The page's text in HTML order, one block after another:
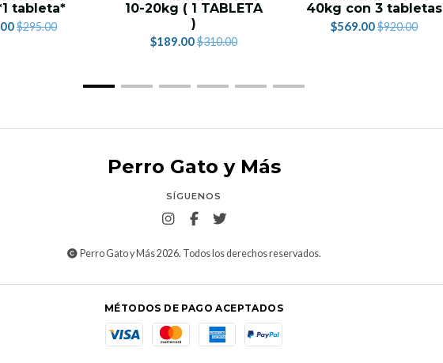
tableta*
$295.00
10-20kg ( 1 TABLETA
)
$189.00$310.00
40kg con 3 tabletas
$569.00$920.00
Perro Gato y Más
SÍGUENOS
Perro Gato y Más 2026. Todos los derechos reservados.
MÉTODOS DE PAGO ACEPTADOS